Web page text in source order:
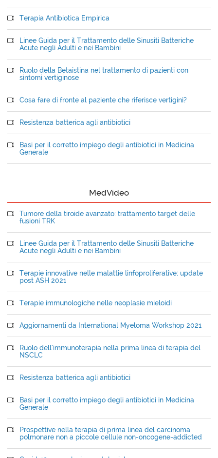
Terapia Antibiotica Empirica
Linee Guida per il Trattamento delle Sinusiti Batteriche
Acute negli Adulti e nei Bambini
Ruolo della Betaistina nel trattamento di pazienti con
sintomi vertiginose
Cosa fare di fronte al paziente che riferisce vertigini?
Resistenza batterica agli antibiotici
Basi per il corretto impiego degli antibiotici in Medicina
Generale
MedVideo
Tumore della tiroide avanzato: trattamento target delle
fusioni TRK
Linee Guida per il Trattamento delle Sinusiti Batteriche
Acute negli Adulti e nei Bambini
Terapie innovative nelle malattie linfoproliferative: update
post ASH 2021
Terapie immunologiche nelle neoplasie mieloidi
Aggiornamenti da International Myeloma Workshop 2021
Ruolo dell'immunoterapia nella prima linea di terapia del
NSCLC
Resistenza batterica agli antibiotici
Basi per il corretto impiego degli antibiotici in Medicina
Generale
Prospettive nella terapia di prima linea del carcinoma
polmonare non a piccole cellule non-oncogene-addicted